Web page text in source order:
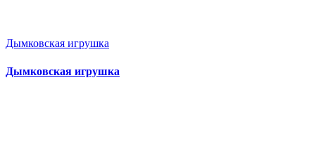
Дымковская игрушка
Дымковская игрушка